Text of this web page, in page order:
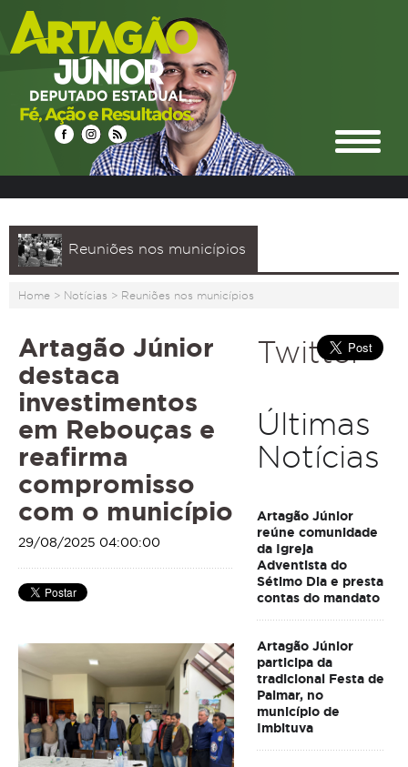
Reuniões nos municípios
Home > Notícias > Reuniões nos municípios
Artagão Júnior
destaca
investimentos
em Rebouças e
reafirma
compromisso
com o município
29/08/2025 04:00:00
Twitter
Últimas
Notícias
Artagão Júnior
reúne comunidade
da Igreja
Adventista do
Sétimo Dia e presta
contas do mandato
Artagão Júnior
participa da
tradicional Festa de
Palmar, no
município de
Imbituva